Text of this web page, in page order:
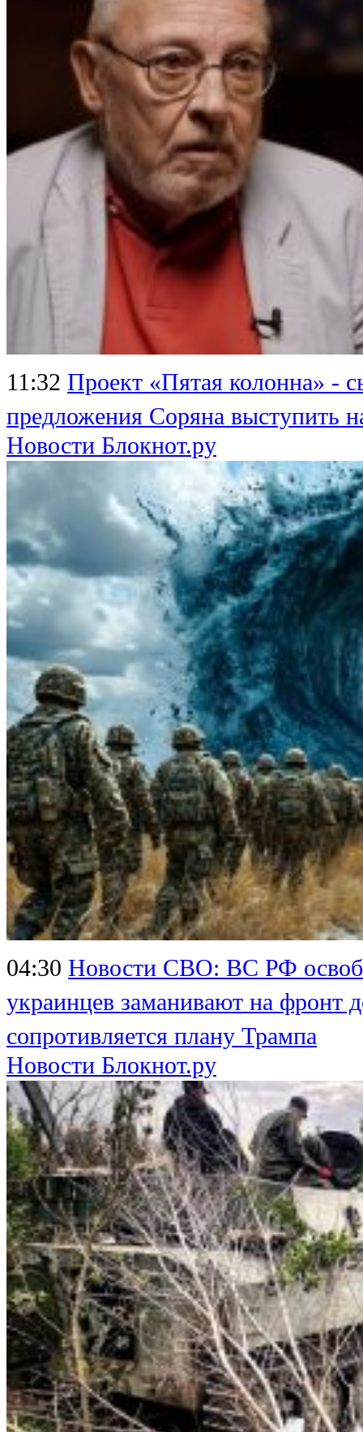
11:32 Проект «Пятая колонна» -
предложения Соряна выступить
Новости Блокнот.ру
04:30 Новости СВО: ВС РФ
украинцев заманивают на фронт
сопротивляется плану Трампа
Новости Блокнот.ру